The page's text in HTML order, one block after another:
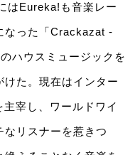
はEureka!も音楽レー
なった「Crackazat -
ハウスミュージックを
た。現在はインター
宰し、ワールドワイ
なリスナーを惹きつ